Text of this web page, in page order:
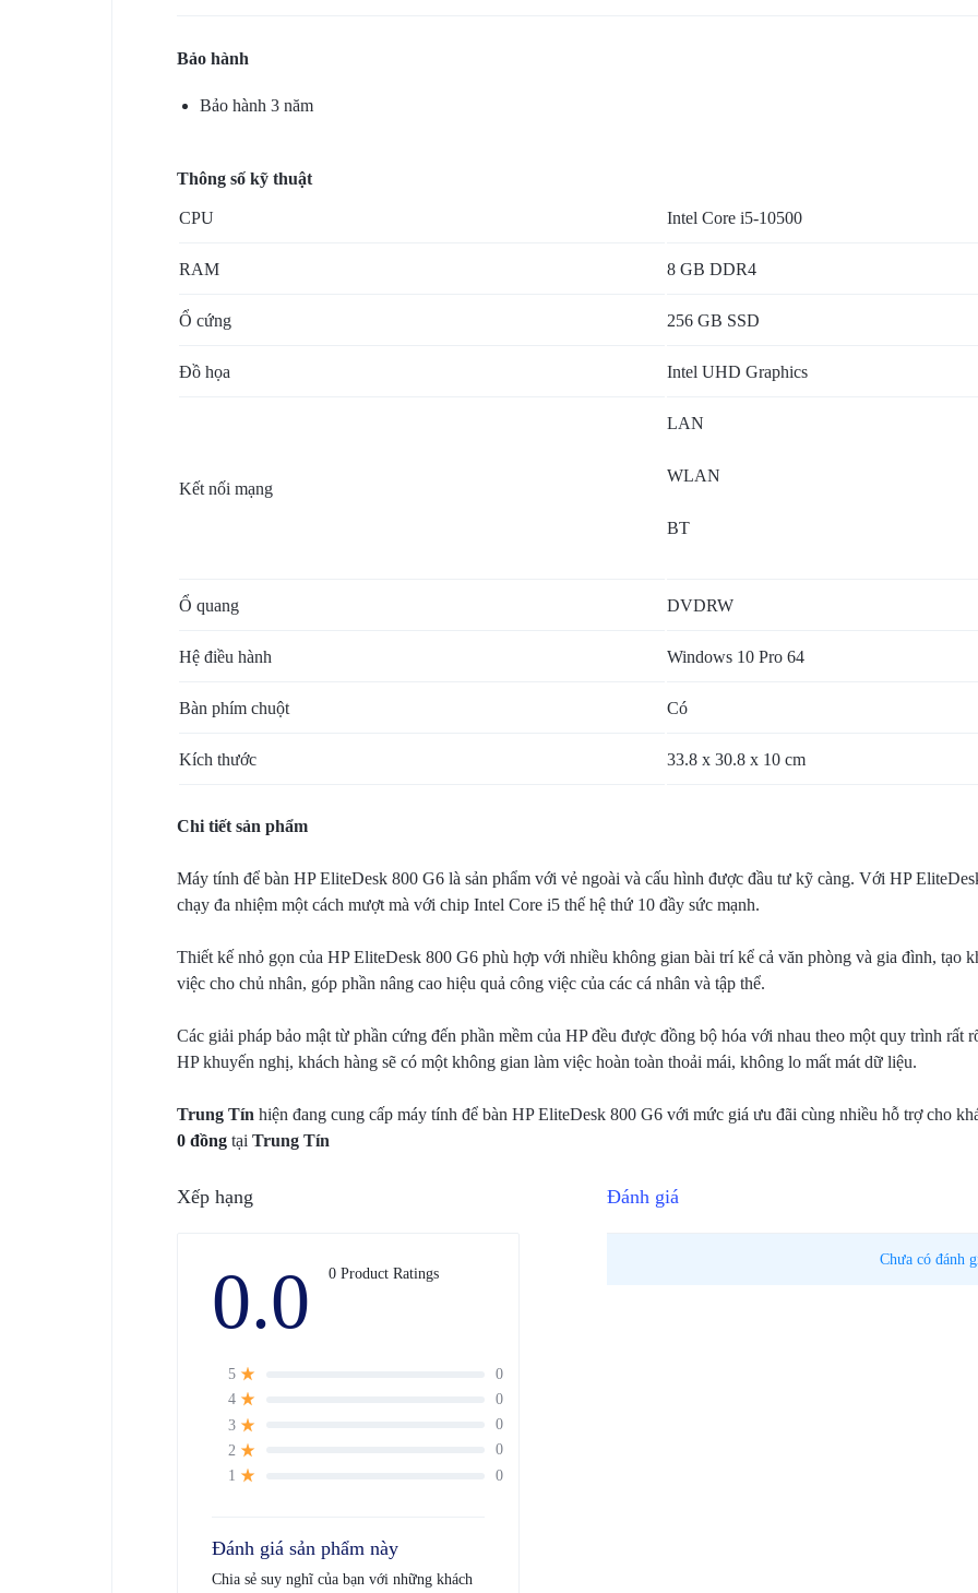
CÔNG.CUNG
DỊCH
BẢO
THỐNG
BẢO
MẬT
TẦNG
HIỆN
Bảo hành
Bảo hành 3 năm
Thông số kỹ thuật
CPU Intel Core i5-10500
RAM 8 GB DDR4
Ổ cứng 256 GB SSD
Đồ họa Intel UHD Graphics
Kết nối mạng
LAN
WLAN
BT
Ổ quang DVDRW
Hệ điều hành Windows 10 Pro 64
Bàn phím chuột Có
Kích thước 33.8 x 30.8 x 10 cm
Chi tiết sản phẩm
Máy tính để bàn HP EliteDesk 800 G6 là sản phẩm với vẻ ngoài và cấu hình được đầu tư kỹ càng. Với HP
chạy đa nhiệm một cách mượt mà với chip Intel Core i5 thế hệ thứ 10 đầy sức mạnh.
Thiết kế nhỏ gọn của HP EliteDesk 800 G6 phù hợp với nhiều không gian bài trí kể cả văn phòng và gia đình, tạo
việc cho chủ nhân, góp phần nâng cao hiệu quả công việc của các cá nhân và tập thể.
Các giải pháp bảo mật từ phần cứng đến phần mềm của HP đều được đồng bộ hóa với nhau theo một quy trình rất
HP khuyến nghị, khách hàng sẽ có một không gian làm việc hoàn toàn thoải mái, không lo mất mát dữ liệu.
Trung Tín hiện đang cung cấp máy tính để bàn HP EliteDesk 800 G6 với mức giá ưu đãi cùng nhiều hỗ trợ cho
0 đồng tại Trung Tín
Xếp hạng
0.0 0 Product Ratings
5
0
4
0
3
0
2
0
1
0
Đánh giá sản phẩm này
Chia sẻ suy nghĩ của bạn với những khách
Đánh giá
Chưa có đánh